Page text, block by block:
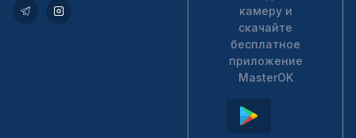
камеру и
скачайте
бесплатное
приложение
MasterOK